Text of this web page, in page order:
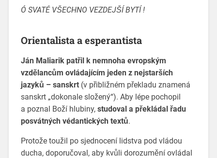
Ó SVATÉ VŠECHNO VEZDEJŠÍ BYTÍ !
Orientalista a esperantista
Ján Maliarik patřil k nemnoha evropským
vzdělancům ovládajícím jeden z nejstarších
jazyků – sanskrt(v přibližném překladu znamená
sanskrt „dokonale složený“). Aby lépe pochopil
a poznal Boží hlubiny, studoval a překládal řadu
posvátných védantických textů.
Protože toužil po sjednocení lidstva pod vládou
ducha, doporučoval, aby kvůli dorozumění ovládal